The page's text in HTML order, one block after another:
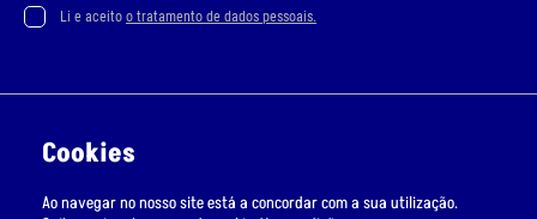
Li e aceito o tratamento de dados pessoais.
Livro de Reclamações Online
Cookies
Ao navegar no nosso site está a concordar com a sua utilização.